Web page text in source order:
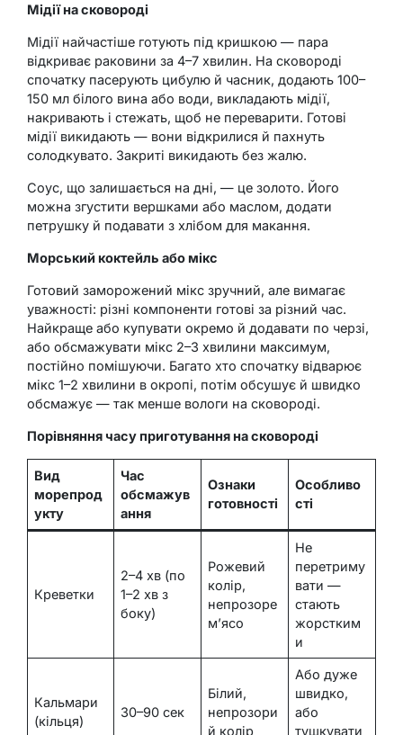
Мідії на сковороді
Мідії найчастіше готують під кришкою — пара
відкриває раковини за 4–7 хвилин. На сковороді
спочатку пасерують цибулю й часник, додають 100–
150 мл білого вина або води, викладають мідії,
накривають і стежать, щоб не переварити. Готові
мідії викидають — вони відкрилися й пахнуть
солодкувато. Закриті викидають без жалю.
Соус, що залишається на дні, — це золото. Його
можна згустити вершками або маслом, додати
петрушку й подавати з хлібом для макання.
Морський коктейль або мікс
Готовий заморожений мікс зручний, але вимагає
уважності: різні компоненти готові за різний час.
Найкраще або купувати окремо й додавати по черзі,
або обсмажувати мікс 2–3 хвилини максимум,
постійно помішуючи. Багато хто спочатку відварює
мікс 1–2 хвилини в окропі, потім обсушує й швидко
обсмажує — так менше вологи на сковороді.
Порівняння часу приготування на сковороді
Вид
морепрод
укту
Час
обсмажув
ання
Ознаки
готовності
Особливо
сті
Креветки
2–4 хв (по
1–2 хв з
боку)
Рожевий
колір,
непрозоре
м’ясо
Не
перетриму
вати —
стають
жорстким
и
Кальмари
(кільця)
30–90 сек
Білий,
непрозори
й колір
Або дуже
швидко,
або
тушкувати